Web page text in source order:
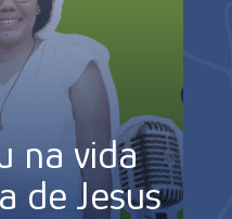
na vida
de Jesus